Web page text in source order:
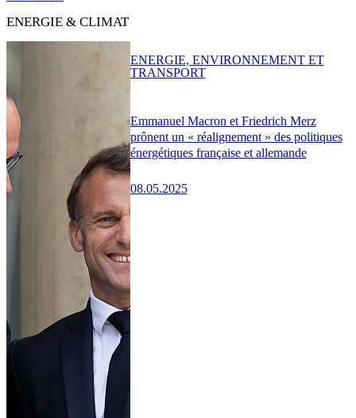
ENERGIE & CLIMAT
Emmanuel Macron et Friedrich Merz
prônent un « réalignement » des politiques
énergétiques française et allemande
08.05.2025
ENERGIE, ENVIRONNEMENT ET
TRANSPORT